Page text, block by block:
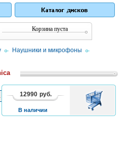
Корзина пуста
/ Наушники и микрофоны /
2 3 4 5
12990 руб.
В наличии
В
КОРЗИНУ